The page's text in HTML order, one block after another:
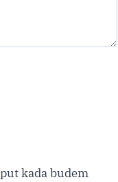
kada budem